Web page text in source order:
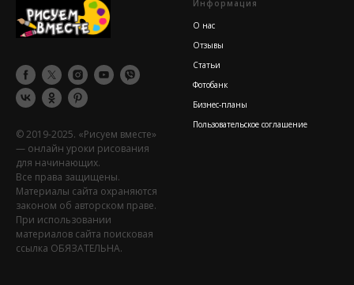
© 2019-2025. «Рисуем вместе»
— онлайн уроки рисования
для начинающих.
Все права защищены.
Материалы сайта охраняются
законом об авторском праве.
При использовании
материалов сайта поисковая
ссылка ОБЯЗАТЕЛЬНА.
Информация
О нас
Отзывы
Статьи
Фотобанк
Бизнес-планы
Пользовательское соглашение